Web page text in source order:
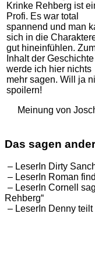
Krinke Rehberg ist
Profi. Es war total
spannend und man
sich in die
gut hineinfühlen.
Inhalt der Geschichte
werde ich hier nichts
mehr sagen. Will ja
spoilern!
Meinung von
Das sagen
– LeserIn Dirty
– LeserIn Roman
– LeserIn Cornell
Rehberg“
– LeserIn Denny teilt